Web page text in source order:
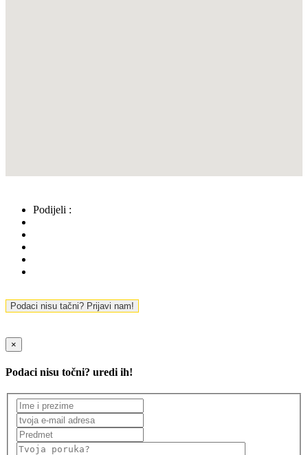
Podijeli :
Podaci nisu tačni? Prijavi nam!
×
Podaci nisu točni? uredi ih!